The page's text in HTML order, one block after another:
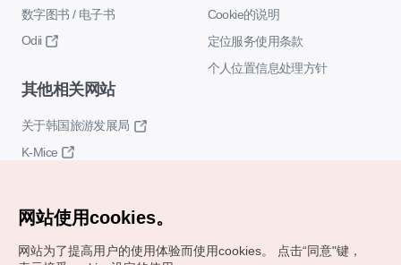
数字图书 / 电子书
Odii
Cookie的说明
定位服务使用条款
个人位置信息处理方针
其他相关网站
关于韩国旅游发展局
K-Mice
网站使用cookies。
网站为了提高用户的使用体验而使用cookies。
点击“同意"键，